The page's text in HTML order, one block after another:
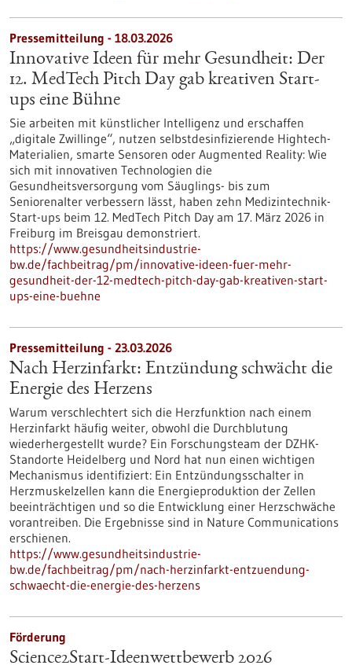
Pressemitteilung - 18.03.2026
Innovative Ideen für mehr Gesundheit: Der
12. MedTech Pitch Day gab kreativen Start-
ups eine Bühne
Sie arbeiten mit künstlicher Intelligenz und erschaffen
„digitale Zwillinge“, nutzen selbstdesinfizierende Hightech-
Materialien, smarte Sensoren oder Augmented Reality: Wie
sich mit innovativen Technologien die
Gesundheitsversorgung vom Säuglings- bis zum
Seniorenalter verbessern lässt, haben zehn Medizintechnik-
Start-ups beim 12. MedTech Pitch Day am 17. März 2026 in
Freiburg im Breisgau demonstriert.
https://www.gesundheitsindustrie-
bw.de/fachbeitrag/pm/innovative-ideen-fuer-mehr-
gesundheit-der-12-medtech-pitch-day-gab-kreativen-start-
ups-eine-buehne
Pressemitteilung - 23.03.2026
Nach Herzinfarkt: Entzündung schwächt die
Energie des Herzens
Warum verschlechtert sich die Herzfunktion nach einem
Herzinfarkt häufig weiter, obwohl die Durchblutung
wiederhergestellt wurde? Ein Forschungsteam der DZHK-
Standorte Heidelberg und Nord hat nun einen wichtigen
Mechanismus identifiziert: Ein Entzündungsschalter in
Herzmuskelzellen kann die Energieproduktion der Zellen
beeinträchtigen und so die Entwicklung einer Herzschwäche
vorantreiben. Die Ergebnisse sind in Nature Communications
erschienen.
https://www.gesundheitsindustrie-
bw.de/fachbeitrag/pm/nach-herzinfarkt-entzuendung-
schwaecht-die-energie-des-herzens
Förderung
Science2Start-Ideenwettbewerb 2026